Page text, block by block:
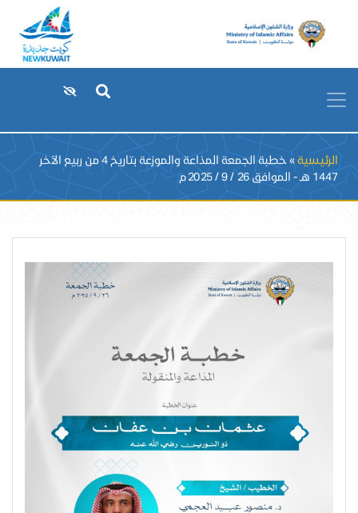
Breadcrumb
الرئيسية
خطبة الجمعة المذاعة والموزعة بتاريخ 4 من ربيع الآخر
1447 هـ - الموافق 26 / 9 / 2025م